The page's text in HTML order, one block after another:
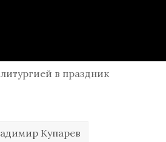
в праздник
Купарев